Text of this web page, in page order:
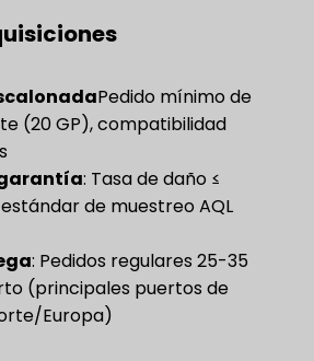
Pedido mínimo de
(20 GP), compatibilidad
​: Tasa de daño ≤
de muestreo AQL
: Pedidos regulares 25-35
(principales puertos de
Europa)